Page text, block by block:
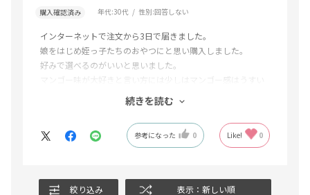
購入確認済み 年代:30代 性別:回答しない
インターネットで注文から3日で届きました。
娘をはじめ姪っ子たちのおやつにと思い購入しました。
好みで選べるのがいいと思いました。
マンゴー味が大好きと言い方には少しはマンゴー感はうすい
こどもたちからはそれの方がよかったようですが、物足りな
いと感じる人もいるかもしれません。
続きを読む
参考になった 0 Like! 0
絞り込み 表示：新しい順